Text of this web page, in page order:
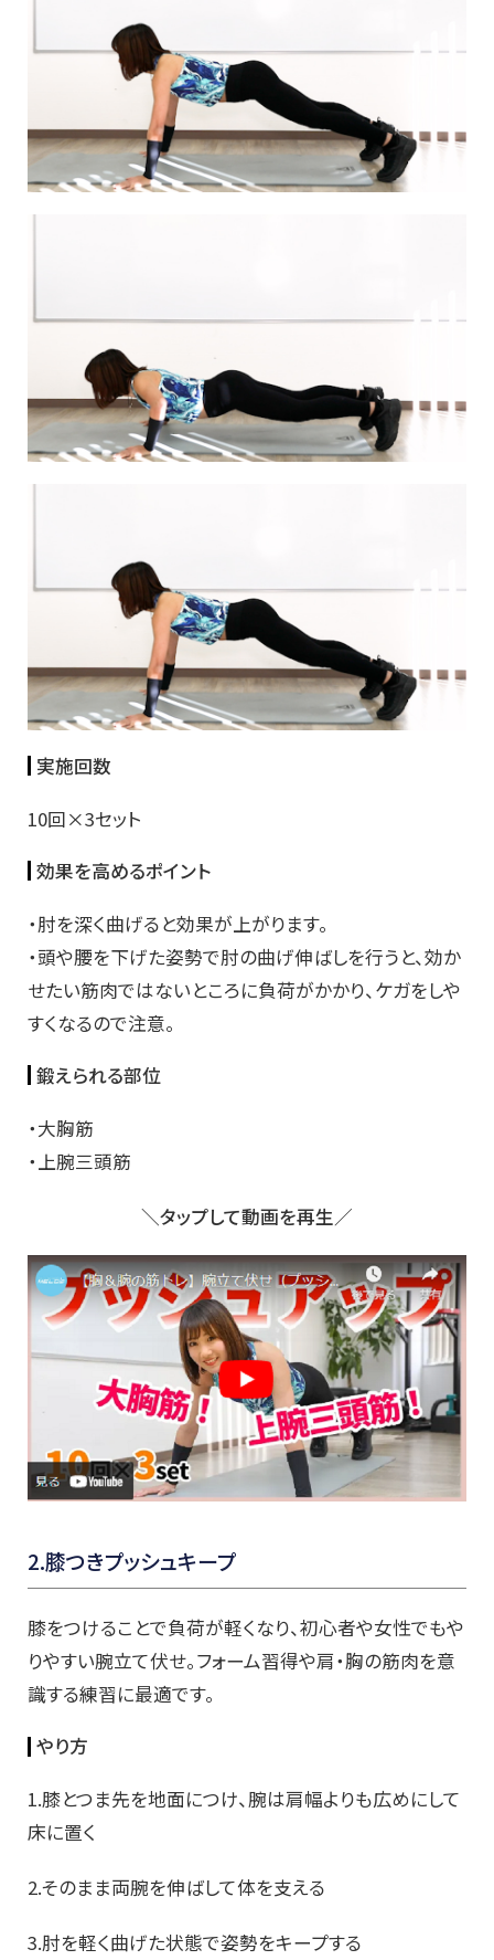
実施回数
10回×3セット
効果を高めるポイント
・肘を深く曲げると効果が上がります。
・頭や腰を下げた姿勢で肘の曲げ伸ばしを行うと、効か
せたい筋肉ではないところに負荷がかかり、ケガをしや
すくなるので注意。
鍛えられる部位
・大胸筋
・上腕三頭筋
＼タップして動画を再生／
2.膝つきプッシュキープ
膝をつけることで負荷が軽くなり、初心者や女性でもや
りやすい腕立て伏せ。フォーム習得や肩・胸の筋肉を意
識する練習に最適です。
やり方
1.膝とつま先を地面につけ、腕は肩幅よりも広めにして
床に置く
2.そのまま両腕を伸ばして体を支える
3.肘を軽く曲げた状態で姿勢をキープする